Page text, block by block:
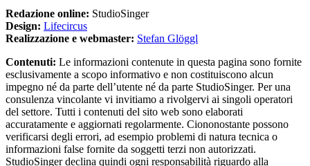
Redazione online: StudioSinger
Design: Lifecircus
Realizzazione e webmaster: Stefan Glöggl
Contenuti: Le informazioni contenute in questa pagina sono fornite
esclusivamente a scopo informativo e non costituiscono alcun
impegno né da parte dell’utente né da parte StudioSinger. Per una
consulenza vincolante vi invitiamo a rivolgervi ai singoli operatori
del settore. Tutti i contenuti del sito web sono elaborati
accuratamente e aggiornati regolarmente. Ciononostante possono
verificarsi degli errori, ad esempio problemi di natura tecnica o
informazioni false fornite da soggetti terzi non autorizzati.
StudioSinger declina quindi ogni responsabilità riguardo alla